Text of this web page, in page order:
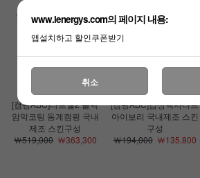
[캠핑ABC]타프쉘2 블랙
암막코팅 동계캠핑 국내
제조 스킨구성
￦519,000￦363,300
[캠핑ABC]감성헥사타프
아이보리 국내제조 스킨
구성
￦194,000￦135,800
www.lenergys.com의 페이지 내용:
앱설치하고 할인쿠폰받기
취소